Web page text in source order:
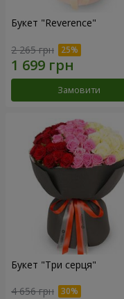
Букет "Reverence"
2 265 грн
Замовити
Букет "Три серця"
4 656 грн